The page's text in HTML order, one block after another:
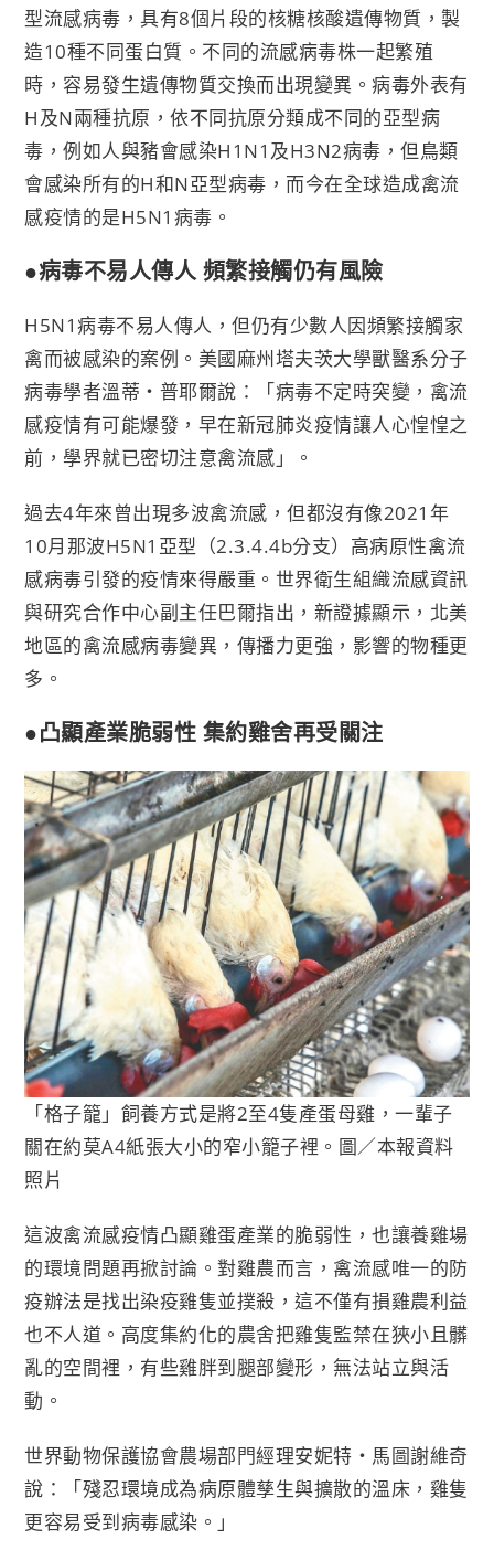
型流感病毒，具有8個片段的核糖核酸遺傳物質，製
造10種不同蛋白質。不同的流感病毒株一起繁殖
時，容易發生遺傳物質交換而出現變異。病毒外表有
H及N兩種抗原，依不同抗原分類成不同的亞型病
毒，例如人與豬會感染H1N1及H3N2病毒，但鳥類
會感染所有的H和N亞型病毒，而今在全球造成禽流
感疫情的是H5N1病毒。
●病毒不易人傳人 頻繁接觸仍有風險
H5N1病毒不易人傳人，但仍有少數人因頻繁接觸家
禽而被感染的案例。美國麻州塔夫茨大學獸醫系分子
病毒學者溫蒂‧普耶爾說：「病毒不定時突變，禽流
感疫情有可能爆發，早在新冠肺炎疫情讓人心惶惶之
前，學界就已密切注意禽流感」。
過去4年來曾出現多波禽流感，但都沒有像2021年
10月那波H5N1亞型（2.3.4.4b分支）高病原性禽流
感病毒引發的疫情來得嚴重。世界衛生組織流感資訊
與研究合作中心副主任巴爾指出，新證據顯示，北美
地區的禽流感病毒變異，傳播力更強，影響的物種更
多。
●凸顯產業脆弱性 集約雞舍再受關注
「格子籠」飼養方式是將2至4隻產蛋母雞，一輩子
關在約莫A4紙張大小的窄小籠子裡。圖／本報資料
照片
這波禽流感疫情凸顯雞蛋產業的脆弱性，也讓養雞場
的環境問題再掀討論。對雞農而言，禽流感唯一的防
疫辦法是找出染疫雞隻並撲殺，這不僅有損雞農利益
也不人道。高度集約化的農舍把雞隻監禁在狹小且髒
亂的空間裡，有些雞胖到腿部變形，無法站立與活
動。
世界動物保護協會農場部門經理安妮特‧馬圖謝維奇
說：「殘忍環境成為病原體孳生與擴散的溫床，雞隻
更容易受到病毒感染。」